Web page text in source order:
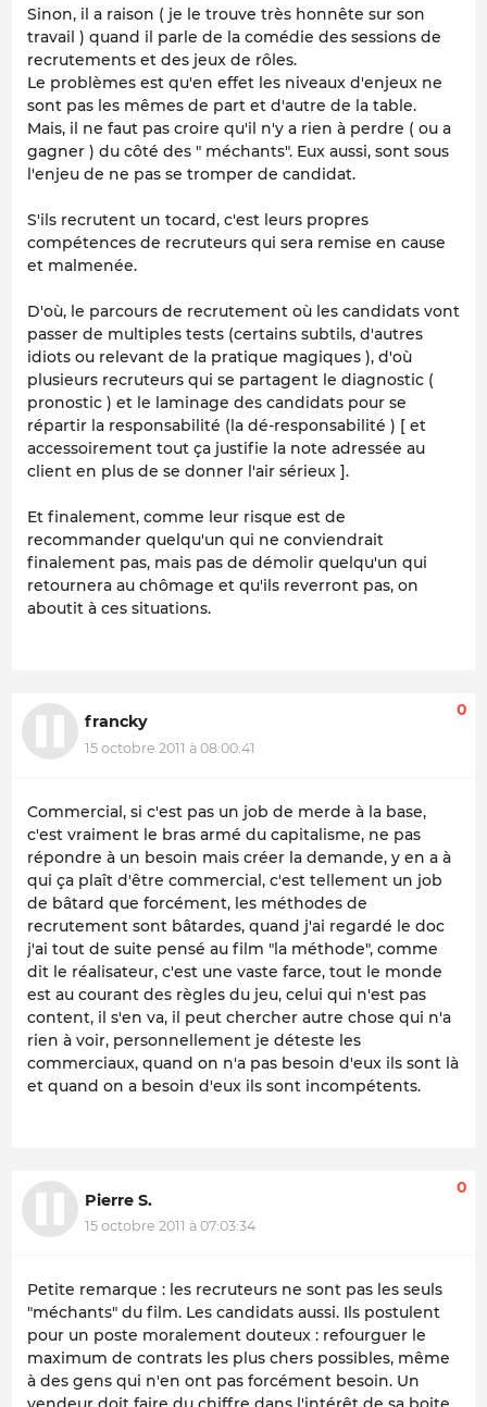
Sinon, il a raison ( je le trouve très honnête sur son
travail ) quand il parle de la comédie des sessions de
recrutements et des jeux de rôles.
Le problèmes est qu'en effet les niveaux d'enjeux ne
sont pas les mêmes de part et d'autre de la table.
Mais, il ne faut pas croire qu'il n'y a rien à perdre ( ou a
gagner ) du côté des " méchants". Eux aussi, sont sous
l'enjeu de ne pas se tromper de candidat.
S'ils recrutent un tocard, c'est leurs propres
compétences de recruteurs qui sera remise en cause
et malmenée.
D'où, le parcours de recrutement où les candidats vont
passer de multiples tests (certains subtils, d'autres
idiots ou relevant de la pratique magiques ), d'où
plusieurs recruteurs qui se partagent le diagnostic (
pronostic ) et le laminage des candidats pour se
répartir la responsabilité (la dé-responsabilité ) [ et
accessoirement tout ça justifie la note adressée au
client en plus de se donner l'air sérieux ].
Et finalement, comme leur risque est de
recommander quelqu'un qui ne conviendrait
finalement pas, mais pas de démolir quelqu'un qui
retournera au chômage et qu'ils reverront pas, on
aboutit à ces situations.
francky
15 octobre 2011 à 08:00:41
0
Commercial, si c'est pas un job de merde à la base,
c'est vraiment le bras armé du capitalisme, ne pas
répondre à un besoin mais créer la demande, y en a à
qui ça plaît d'être commercial, c'est tellement un job
de bâtard que forcément, les méthodes de
recrutement sont bâtardes, quand j'ai regardé le doc
j'ai tout de suite pensé au film "la méthode", comme
dit le réalisateur, c'est une vaste farce, tout le monde
est au courant des règles du jeu, celui qui n'est pas
content, il s'en va, il peut chercher autre chose qui n'a
rien à voir, personnellement je déteste les
commerciaux, quand on n'a pas besoin d'eux ils sont là
et quand on a besoin d'eux ils sont incompétents.
Pierre S.
15 octobre 2011 à 07:03:34
0
Petite remarque : les recruteurs ne sont pas les seuls
"méchants" du film. Les candidats aussi. Ils postulent
pour un poste moralement douteux : refourguer le
maximum de contrats les plus chers possibles, même
à des gens qui n'en ont pas forcément besoin. Un